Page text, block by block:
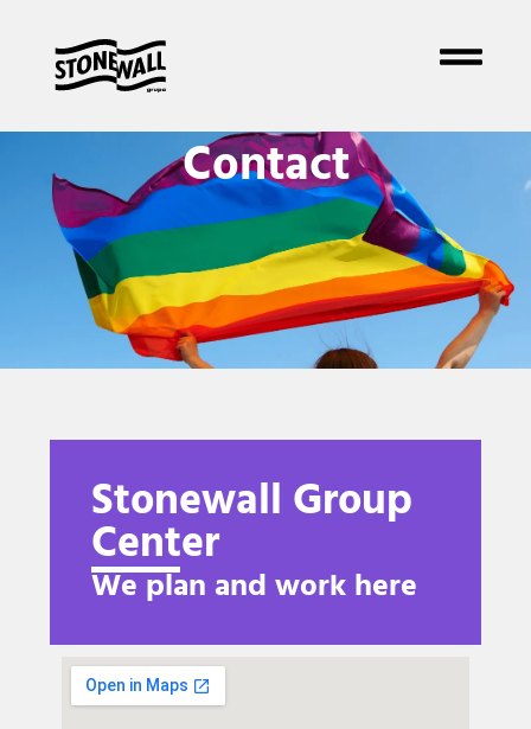
Contact
Stonewall Group
Center
We plan and work here